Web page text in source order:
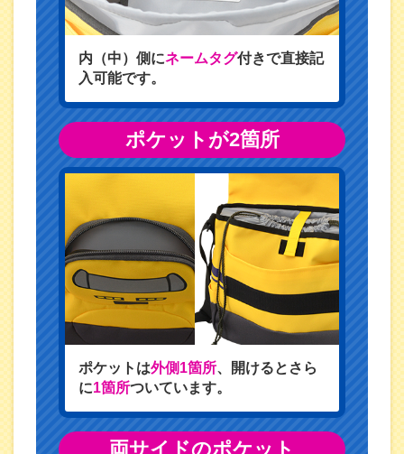
内（中）側にネームタグ付きで直接記
入可能です。
ポケットが2箇所
ポケットは外側1箇所、開けるとさら
に1箇所ついています。
両サイドのポケット